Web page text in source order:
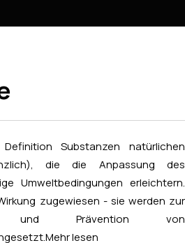
Substanzen natürlichen
die die Anpassung des
Umweltbedingungen erleichtern.
zugewiesen - sie werden zur
und Prävention von
Mehr lesen